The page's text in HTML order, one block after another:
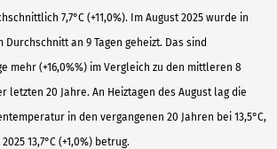
7,7°C (+11,0%). Im August 2025 wurde in
Durchschnitt an 9 Tagen geheizt. Das sind
mehr (+16,0%%) im Vergleich zu den mittleren 8
letzten 20 Jahre. An Heiztagen des August lag die
in den vergangenen 20 Jahren bei 13,5°C,
13,7°C (+1,0%) betrug.